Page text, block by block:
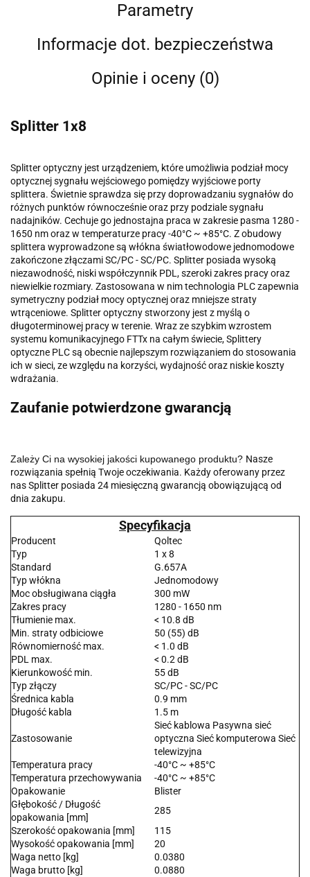
Parametry
Informacje dot. bezpieczeństwa
Opinie i oceny (0)
Splitter 1x8
Splitter optyczny jest urządzeniem, które umożliwia podział mocy
optycznej sygnału wejściowego pomiędzy wyjściowe porty
splittera. Świetnie sprawdza się przy doprowadzaniu sygnałów do
różnych punktów równocześnie oraz przy podziale sygnału
nadajników. Cechuje go jednostajna praca w zakresie pasma 1280 -
1650 nm oraz w temperaturze pracy -40°C ~ +85°C. Z obudowy
splittera wyprowadzone są włókna światłowodowe jednomodowe
zakończone złączami SC/PC - SC/PC. Splitter posiada wysoką
niezawodność, niski współczynnik PDL, szeroki zakres pracy oraz
niewielkie rozmiary. Zastosowana w nim technologia PLC zapewnia
symetryczny podział mocy optycznej oraz mniejsze straty
wtrąceniowe. Splitter optyczny stworzony jest z myślą o
długoterminowej pracy w terenie. Wraz ze szybkim wzrostem
systemu komunikacyjnego FTTx na całym świecie, Splittery
optyczne PLC są obecnie najlepszym rozwiązaniem do stosowania
ich w sieci, ze względu na korzyści, wydajność oraz niskie koszty
wdrażania.
Zaufanie potwierdzone gwarancją
Zależy Ci na wysokiej jakości kupowanego produktu? Nasze
rozwiązania spełnią Twoje oczekiwania. Każdy oferowany przez
nas Splitter posiada 24 miesięczną gwarancją obowiązującą od
dnia zakupu.
Specyfikacja
Producent
Qoltec
Typ
1 x 8
Standard
G.657A
Typ włókna
Jednomodowy
Moc obsługiwana ciągła
300 mW
Zakres pracy
1280 - 1650 nm
Tłumienie max.
< 10.8 dB
Min. straty odbiciowe
50 (55) dB
Równomierność max.
< 1.0 dB
PDL max.
< 0.2 dB
Kierunkowość min.
55 dB
Typ złączy
SC/PC - SC/PC
Średnica kabla
0.9 mm
Długość kabla
1.5 m
Zastosowanie
Sieć kablowa Pasywna sieć
optyczna Sieć komputerowa Sieć
telewizyjna
Temperatura pracy
-40°C ~ +85°C
Temperatura przechowywania
-40°C ~ +85°C
Opakowanie
Blister
Głębokość / Długość
opakowania [mm]
285
Szerokość opakowania [mm]
115
Wysokość opakowania [mm]
20
Waga netto [kg]
0.0380
Waga brutto [kg]
0.0880